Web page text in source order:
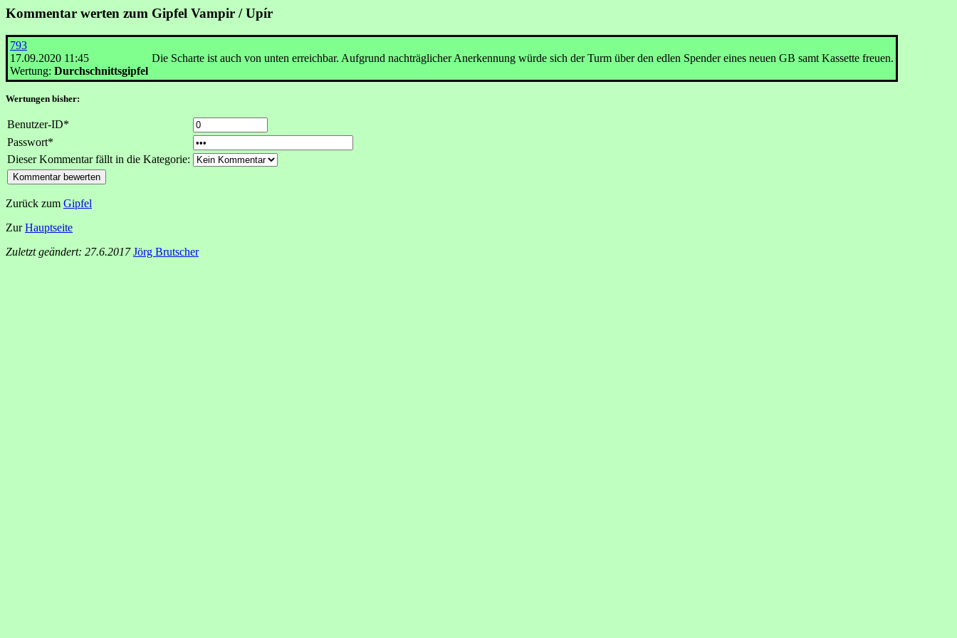
Kommentar werten zum Gipfel Vampir / Upír
793
17.09.2020 11:45
Wertung: Durchschnittsgipfel
Die Scharte ist auch von unten erreichbar. Aufgrund nachträglicher Anerkennung würde sich der Turm über den edlen Spender eines neuen GB samt Kassette freuen.
Wertungen bisher:
Benutzer-ID*
Passwort*
Dieser Kommentar fällt in die Kategorie:
Zurück zum Gipfel
ZurHauptseite
Zuletzt geändert: 27.6.2017Jörg Brutscher